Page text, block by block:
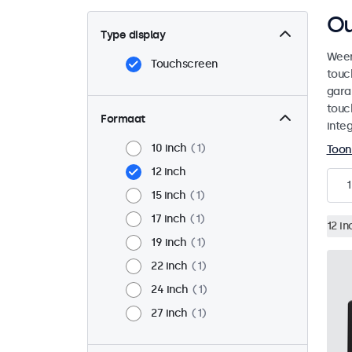
Type display
Touchscreen
Formaat
10 inch
1
12 inch
15 inch
1
17 inch
1
19 inch
1
22 inch
1
24 inch
1
27 inch
1
1
12